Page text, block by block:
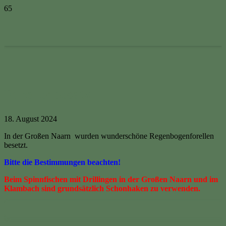
18. August 2024
In der Großen Naarn wurden wunderschöne Regenbogenforellen
besetzt.
Bitte die Bestimmungen beachten!
Beim Spinnfischen mit Drillingen in der Großen Naarn und im
Klambach sind grundsätzlich Schonhaken zu verwenden.